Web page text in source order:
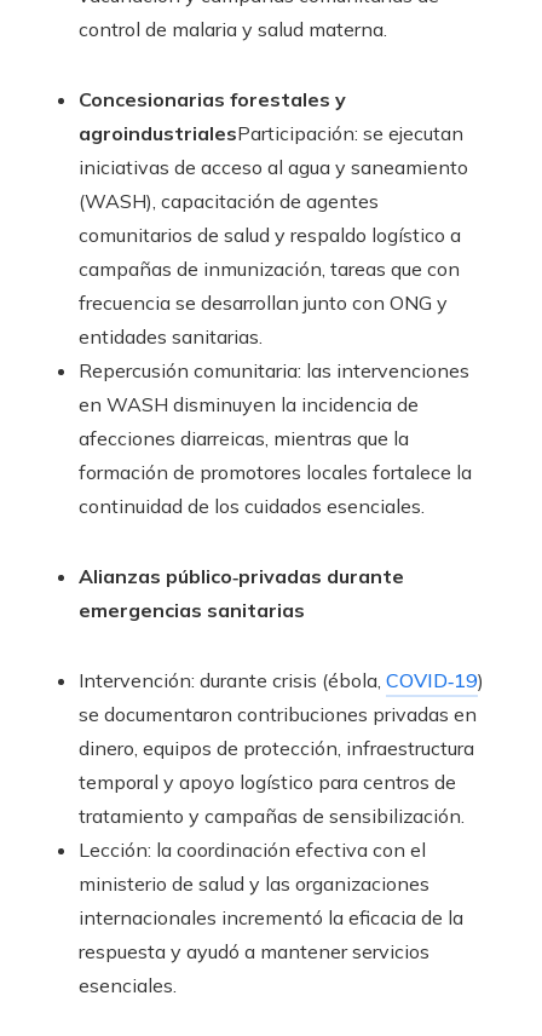
control de malaria y salud materna.
Concesionarias forestales y
agroindustrialesParticipación: se ejecutan
iniciativas de acceso al agua y saneamiento
(WASH), capacitación de agentes
comunitarios de salud y respaldo logístico a
campañas de inmunización, tareas que con
frecuencia se desarrollan junto con ONG y
entidades sanitarias.
Repercusión comunitaria: las intervenciones
en WASH disminuyen la incidencia de
afecciones diarreicas, mientras que la
formación de promotores locales fortalece la
continuidad de los cuidados esenciales.
Alianzas público‑privadas durante
emergencias sanitarias
Intervención: durante crisis (ébola, COVID‑19)
se documentaron contribuciones privadas en
dinero, equipos de protección, infraestructura
temporal y apoyo logístico para centros de
tratamiento y campañas de sensibilización.
Lección: la coordinación efectiva con el
ministerio de salud y las organizaciones
internacionales incrementó la eficacia de la
respuesta y ayudó a mantener servicios
esenciales.